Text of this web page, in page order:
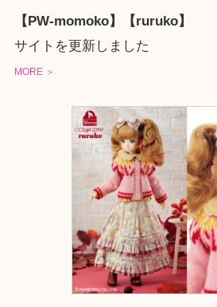
【PW-momoko】【ruruko】
サイトを更新しました
MORE ＞